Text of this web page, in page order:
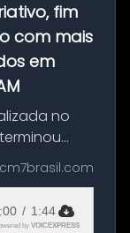
fim
com mais
em
no
115
cidade. O
cm7brasil.com
/ 1:44
by VOICEXPRESS